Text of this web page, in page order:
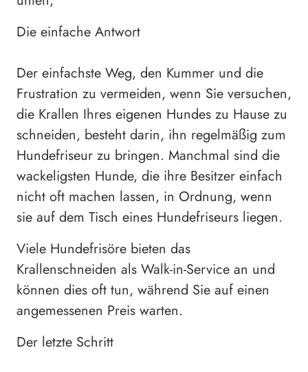
Die einfache Antwort
Der einfachste Weg, den Kummer und die
Frustration zu vermeiden, wenn Sie versuchen,
die Krallen Ihres eigenen Hundes zu Hause zu
schneiden, besteht darin, ihn regelmäßig zum
Hundefriseur zu bringen. Manchmal sind die
wackeligsten Hunde, die ihre Besitzer einfach
nicht oft machen lassen, in Ordnung, wenn
sie auf dem Tisch eines Hundefriseurs liegen.
Viele Hundefrisöre bieten das
Krallenschneiden als Walk-in-Service an und
können dies oft tun, während Sie auf einen
angemessenen Preis warten.
Der letzte Schritt